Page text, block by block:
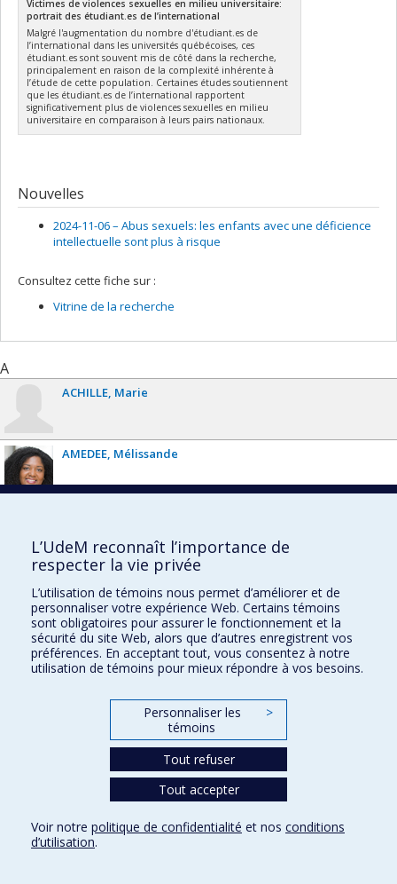
Victimes de violences sexuelles en milieu universitaire:
portrait des étudiant.es de l’international
Malgré l'augmentation du nombre d'étudiant.es de
l’international dans les universités québécoises, ces
étudiant.es sont souvent mis de côté dans la recherche,
principalement en raison de la complexité inhérente à
l’étude de cette population. Certaines études soutiennent
que les étudiant.es de l’international rapportent
significativement plus de violences sexuelles en milieu
universitaire en comparaison à leurs pairs nationaux.
Nouvelles
2024-11-06 – Abus sexuels: les enfants avec une déficience
intellectuelle sont plus à risque
Consultez cette fiche sur :
Vitrine de la recherche
A
ACHILLE Marie
AMEDEE Mélissande
BAKHTIARI Shahab
BÉLIVEAU Marie-Julie
L’UdeM reconnaît l’importance de
respecter la vie privée
L’utilisation de témoins nous permet d’améliorer et de
personnaliser votre expérience Web. Certains témoins
sont obligatoires pour assurer le fonctionnement et la
sécurité du site Web, alors que d’autres enregistrent vos
préférences. En acceptant tout, vous consentez à notre
utilisation de témoins pour mieux répondre à vos besoins.
Personnaliser les
témoins
>
Tout refuser
Tout accepter
Voir notre politique de confidentialité et nos conditions
d’utilisation.